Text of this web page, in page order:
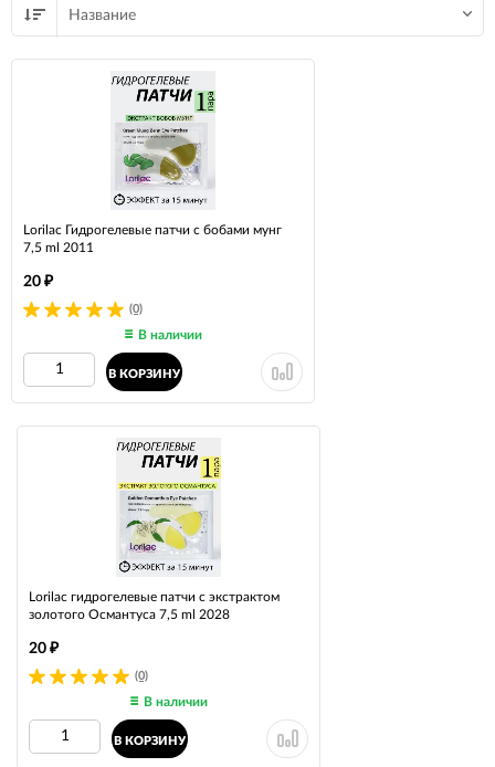
Название
Lorilac Гидрогелевые патчи с бобами мунг
7,5 ml 2011
(0)
20 ₽
В наличии
В КОРЗИНУ
Lorilac гидрогелевые патчи с экстрактом
золотого Османтуса 7,5 ml 2028
(0)
20 ₽
В наличии
В КОРЗИНУ